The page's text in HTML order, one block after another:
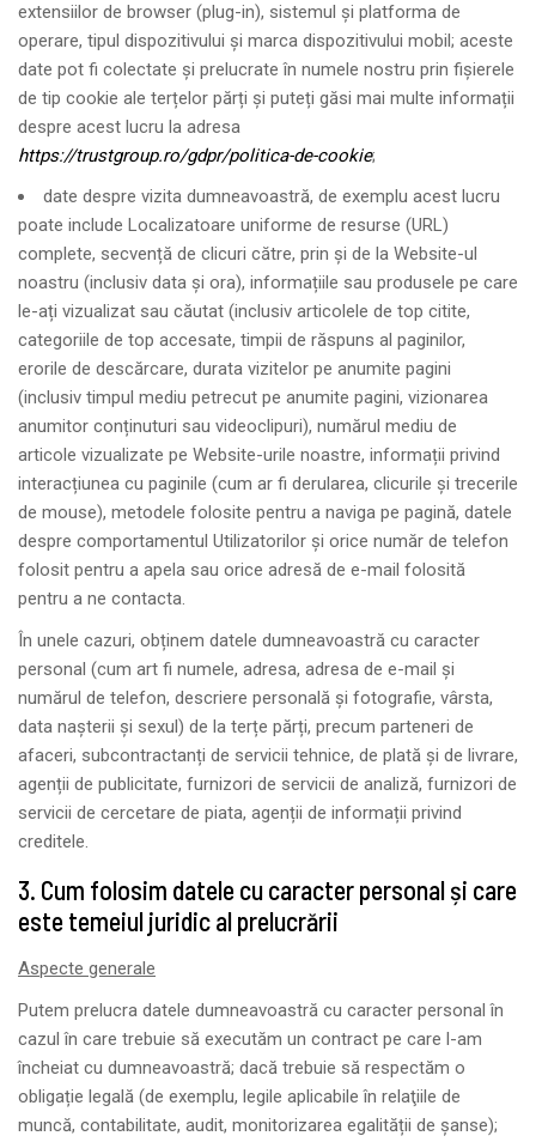
extensiilor de browser (plug-in), sistemul și platforma de
operare, tipul dispozitivului și marca dispozitivului mobil; aceste
date pot fi colectate și prelucrate în numele nostru prin fişierele
de tip cookie ale terțelor părți și puteți găsi mai multe informații
despre acest lucru la adresa
https://trustgroup.ro/gdpr/politica-de-cookie;
date despre vizita dumneavoastră, de exemplu acest lucru
poate include Localizatoare uniforme de resurse (URL)
complete, secvență de clicuri către, prin și de la Website-ul
noastru (inclusiv data și ora), informațiile sau produsele pe care
le-ați vizualizat sau căutat (inclusiv articolele de top citite,
categoriile de top accesate, timpii de răspuns al paginilor,
erorile de descărcare, durata vizitelor pe anumite pagini
(inclusiv timpul mediu petrecut pe anumite pagini, vizionarea
anumitor conținuturi sau videoclipuri), numărul mediu de
articole vizualizate pe Website-urile noastre, informații privind
interacțiunea cu paginile (cum ar fi derularea, clicurile și trecerile
de mouse), metodele folosite pentru a naviga pe pagină, datele
despre comportamentul Utilizatorilor și orice număr de telefon
folosit pentru a apela sau orice adresă de e-mail folosită
pentru a ne contacta.
În unele cazuri, obținem datele dumneavoastră cu caracter
personal (cum art fi numele, adresa, adresa de e-mail și
numărul de telefon, descriere personală și fotografie, vârsta,
data nașterii și sexul) de la terțe părți, precum parteneri de
afaceri, subcontractanți de servicii tehnice, de plată și de livrare,
agenții de publicitate, furnizori de servicii de analiză, furnizori de
servicii de cercetare de piata, agenții de informații privind
creditele.
3. Cum folosim datele cu caracter personal și care
este temeiul juridic al prelucrării
Aspecte generale
Putem prelucra datele dumneavoastră cu caracter personal în
cazul în care trebuie să executăm un contract pe care l-am
încheiat cu dumneavoastră; dacă trebuie să respectăm o
obligație legală (de exemplu, legile aplicabile în relaţiile de
muncă, contabilitate, audit, monitorizarea egalității de șanse);